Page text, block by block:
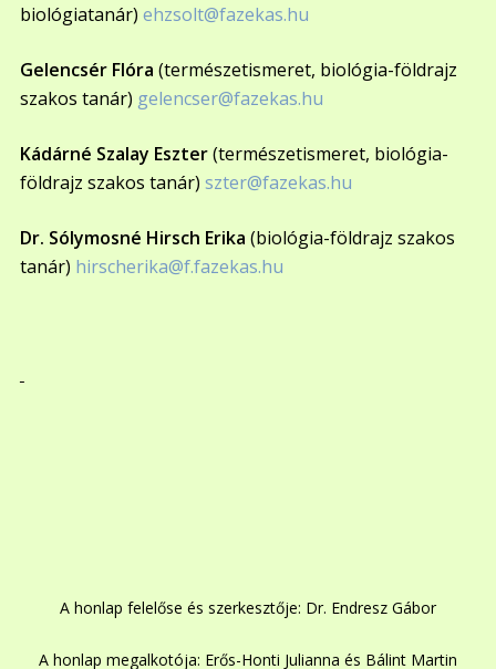
biológiatanár) ehzsolt@fazekas.hu
Gelencsér Flóra (természetismeret, biológia-földrajz
szakos tanár) gelencser@fazekas.hu
Kádárné Szalay Eszter(természetismeret, biológia-
földrajz szakos tanár) szter@fazekas.hu
Dr. Sólymosné Hirsch Erika (biológia-földrajz szakos
tanár) hirscherika@f.fazekas.hu
A honlap felelőse és szerkesztője: Dr. Endresz Gábor
A honlap megalkotója: Erős-Honti Julianna és Bálint Martin